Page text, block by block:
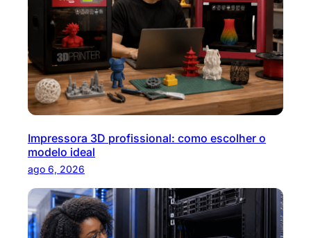
Impressora 3D profissional: como escolher o
modelo ideal
ago 6, 2026